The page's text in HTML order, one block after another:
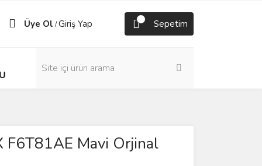
Üye Ol /Giriş Yap Sepetim
F6T81AE Mavi Orjinal